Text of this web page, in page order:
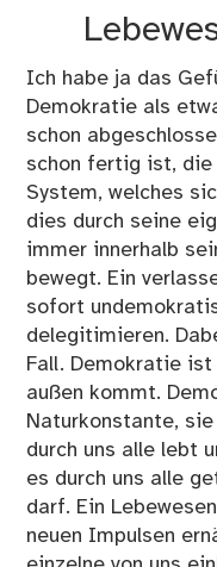
Ich habe ja das
Demokratie als
schon
schon fertig ist, die
System, welches
dies durch seine
immer innerhalb
bewegt. Ein
sofort
delegitimieren.
Fall. Demokratie ist
außen kommt.
Naturkonstante,
durch uns alle lebt
es durch uns alle
darf. Ein
neuen Impulsen